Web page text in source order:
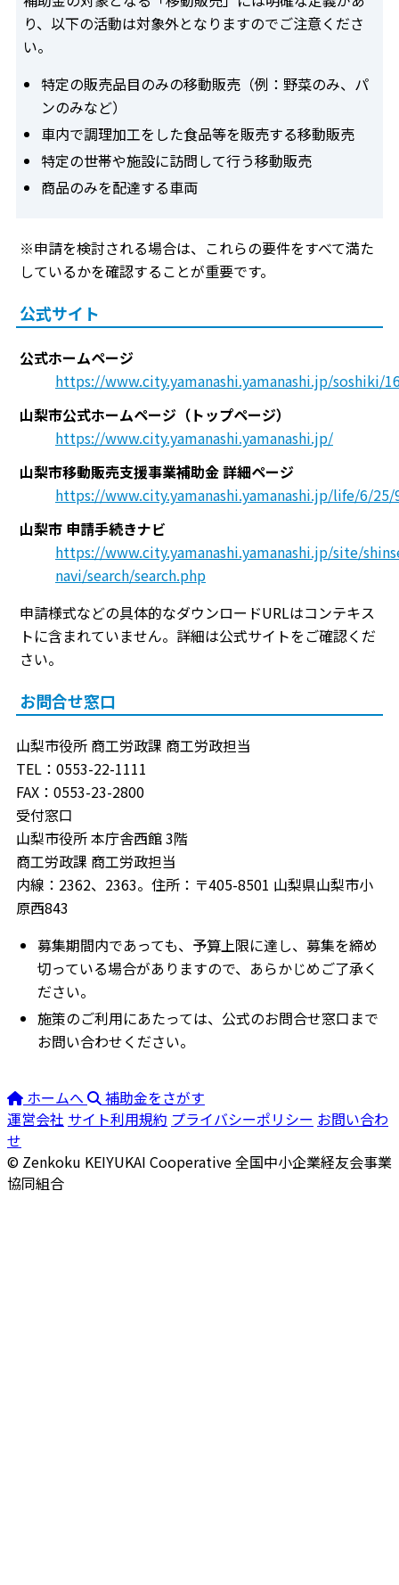
り、以下の活動は対象外となりますのでご注意くださ
い。
特定の販売品目のみの移動販売（例：野菜のみ、パ
ンのみなど）
車内で調理加工をした食品等を販売する移動販売
特定の世帯や施設に訪問して行う移動販売
商品のみを配達する車両
※申請を検討される場合は、これらの要件をすべて満た
しているかを確認することが重要です。
公式サイト
公式ホームページ
https://www.city.yamanashi.yamanashi.jp/soshiki/
山梨市公式ホームページ（トップページ）
https://www.city.yamanashi.yamanashi.jp/
山梨市移動販売支援事業補助金 詳細ページ
https://www.city.yamanashi.yamanashi.jp/life/6/25/
山梨市 申請手続きナビ
https://www.city.yamanashi.yamanashi.jp/site/
navi/search/search.php
申請様式などの具体的なダウンロードURLはコンテキス
トに含まれていません。詳細は公式サイトをご確認くだ
さい。
お問合せ窓口
山梨市役所 商工労政課 商工労政担当
TEL：0553-22-1111
FAX：0553-23-2800
受付窓口
山梨市役所 本庁舎西館 3階
商工労政課 商工労政担当
内線：2362、2363。住所：〒405-8501 山梨県山梨市小
原西843
募集期間内であっても、予算上限に達し、募集を締め
切っている場合がありますので、あらかじめご了承く
ださい。
施策のご利用にあたっては、公式のお問合せ窓口まで
お問い合わせください。
ホームへ
補助金をさがす
運営会社 サイト利用規約 プライバシーポリシー お問い合わ
せ
© Zenkoku KEIYUKAI Cooperative全国中小企業経友会事業
協同組合